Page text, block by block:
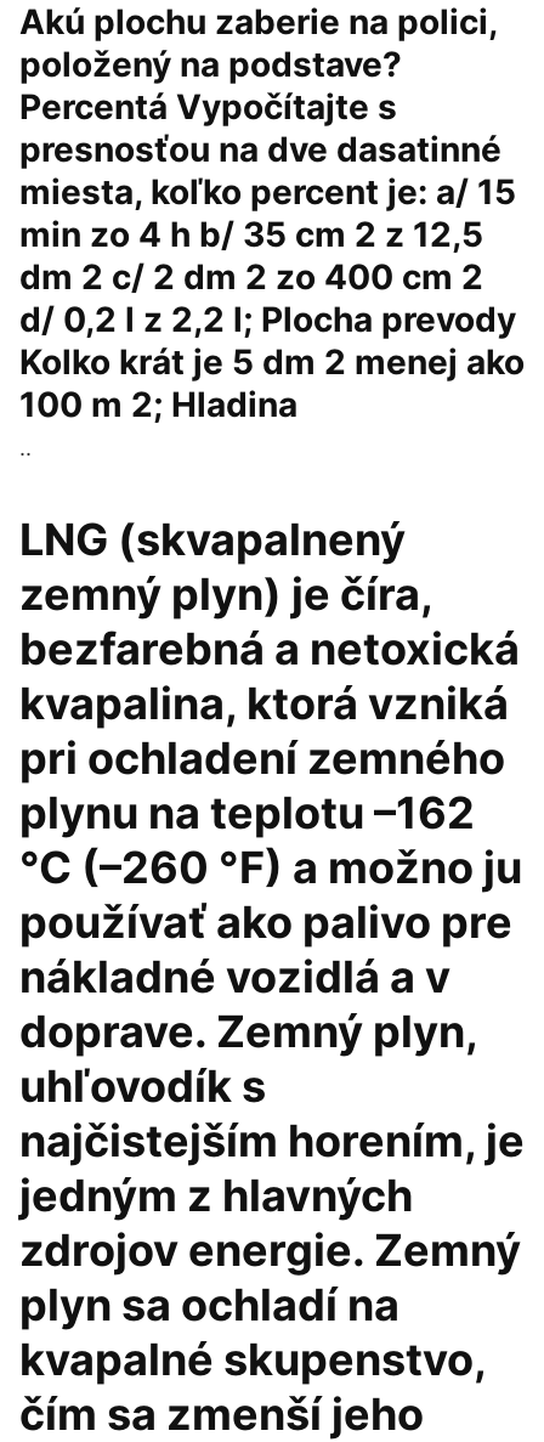
Akú plochu zaberie na polici,
položený na podstave?
Percentá Vypočítajte s
presnosťou na dve dasatinné
miesta, koľko percent je: a/ 15
min zo 4 h b/ 35 cm 2 z 12,5
dm 2 c/ 2 dm 2 zo 400 cm 2
d/ 0,2 l z 2,2 l; Plocha prevody
Kolko krát je 5 dm 2 menej ako
100 m 2; Hladina
..
LNG (skvapalnený
zemný plyn) je číra,
bezfarebná a netoxická
kvapalina, ktorá vzniká
pri ochladení zemného
plynu na teplotu –162
°C (–260 °F) a možno ju
používať ako palivo pre
nákladné vozidlá a v
doprave. Zemný plyn,
uhľovodík s
najčistejším horením, je
jedným z hlavných
zdrojov energie. Zemný
plyn sa ochladí na
kvapalné skupenstvo,
čím sa zmenší jeho